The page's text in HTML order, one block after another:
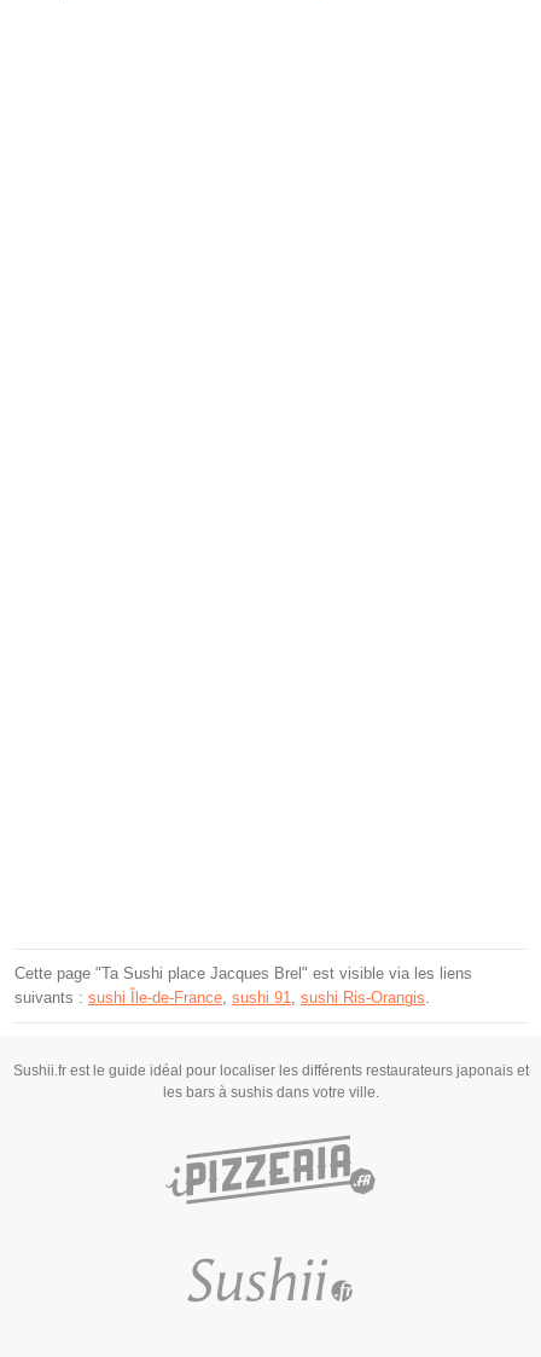
Cette page "Ta Sushi place Jacques Brel" est visible via les liens
suivants : sushi Île-de-France, sushi 91, sushi Ris-Orangis.
Sushii.fr est le guide idéal pour localiser les différents restaurateurs japonais et
les bars à sushis dans votre ville.